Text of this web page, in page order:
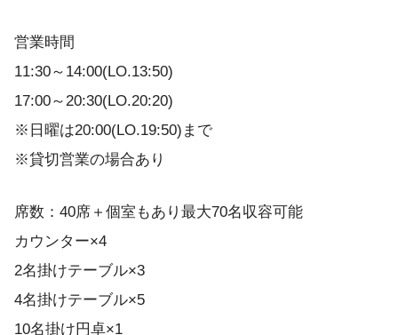
営業時間
11:30～14:00(LO.13:50)
17:00～20:30(LO.20:20)
※日曜は20:00(LO.19:50)まで
※貸切営業の場合あり
席数：40席＋個室もあり最大70名収容可能
カウンター×4
2名掛けテーブル×3
4名掛けテーブル×5
10名掛け円卓×1